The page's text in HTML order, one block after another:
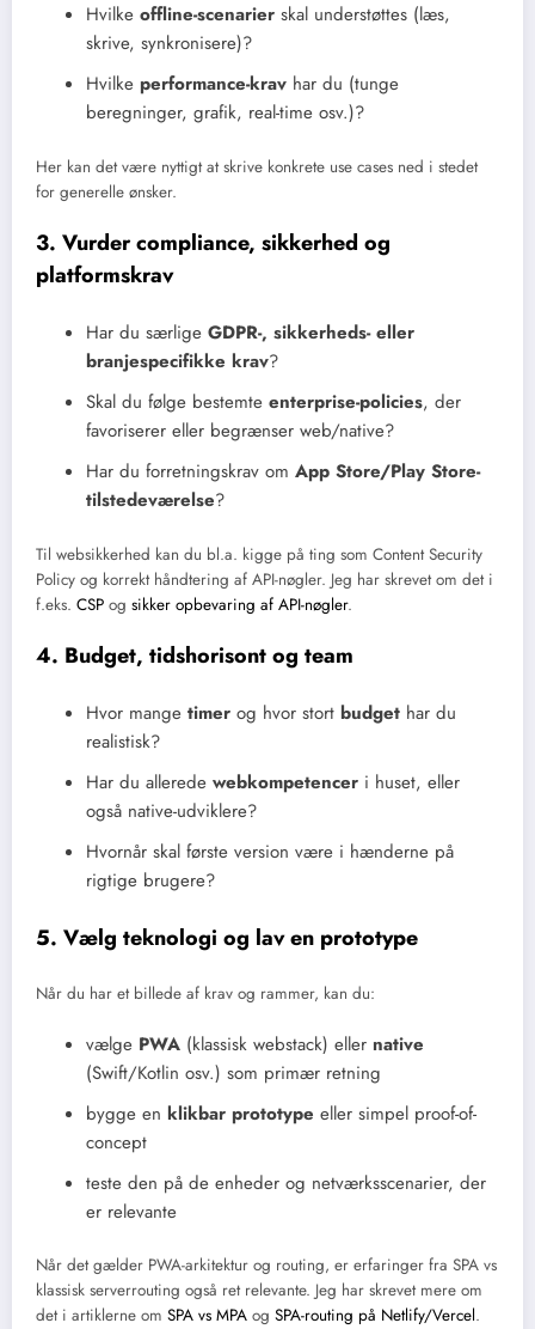
Hvilke offline-scenarier skal understøttes (læs,
skrive, synkronisere)?
Hvilke performance-krav har du (tunge
beregninger, grafik, real-time osv.)?
Her kan det være nyttigt at skrive konkrete use cases ned i stedet
for generelle ønsker.
3. Vurder compliance, sikkerhed og
platformskrav
Har du særlige GDPR-, sikkerheds- eller
branjespecifikke krav?
Skal du følge bestemte enterprise-policies, der
favoriserer eller begrænser web/native?
Har du forretningskrav om App Store/Play Store-
tilstedeværelse?
Til websikkerhed kan du bl.a. kigge på ting som Content Security
Policy og korrekt håndtering af API-nøgler. Jeg har skrevet om det i
f.eks. CSP og sikker opbevaring af API-nøgler.
4. Budget, tidshorisont og team
Hvor mange timer og hvor stort budget har du
realistisk?
Har du allerede webkompetencer i huset, eller
også native-udviklere?
Hvornår skal første version være i hænderne på
rigtige brugere?
5. Vælg teknologi og lav en prototype
Når du har et billede af krav og rammer, kan du:
vælge PWA (klassisk webstack) eller native
(Swift/Kotlin osv.) som primær retning
bygge en klikbar prototype eller simpel proof-of-
concept
teste den på de enheder og netværksscenarier, der
er relevante
Når det gælder PWA-arkitektur og routing, er erfaringer fra SPA vs
klassisk serverrouting også ret relevante. Jeg har skrevet mere om
det i artiklerne om SPA vs MPA og SPA-routing på Netlify/Vercel.